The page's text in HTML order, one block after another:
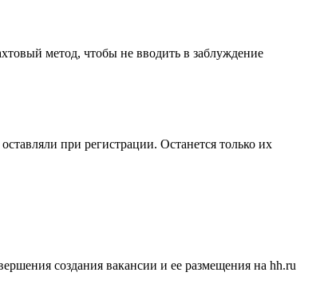
метод, чтобы не вводить в заблуждение
при регистрации. Останется только их
создания вакансии и ее размещения на hh.ru